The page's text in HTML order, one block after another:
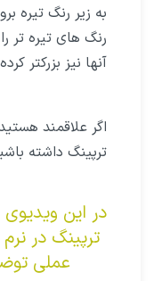
به زیر رنگ تیره
رنگ های تیره تر
آنها نیز بزرکتر
اگر علاقمند
ترپینگ داشته
در این ویدیوی
ترپینگ در
عملی